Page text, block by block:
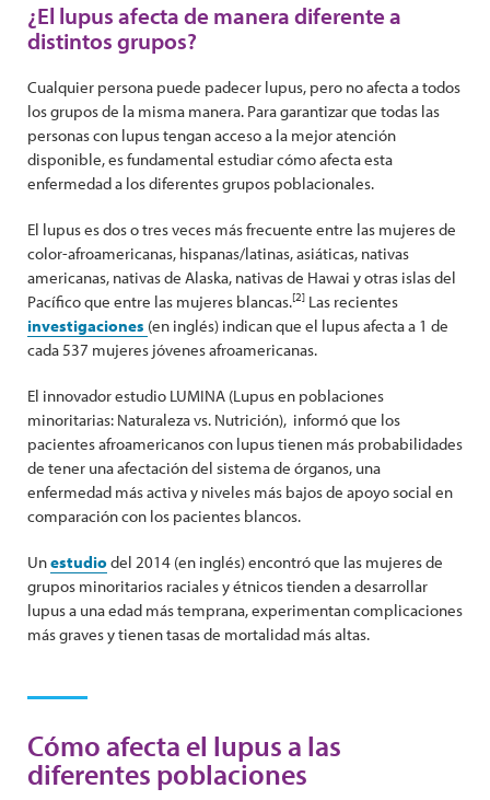
¿El lupus afecta de manera diferente a
distintos grupos?
Cualquier persona puede padecer lupus, pero no afecta a todos
los grupos de la misma manera. Para garantizar que todas las
personas con lupus tengan acceso a la mejor atención
disponible, es fundamental estudiar cómo afecta esta
enfermedad a los diferentes grupos poblacionales.
El lupus es dos o tres veces más frecuente entre las mujeres de
color-afroamericanas, hispanas/latinas, asiáticas, nativas
americanas, nativas de Alaska, nativas de Hawai y otras islas del
Pacífico que entre las mujeres blancas.[2] Las recientes
investigaciones (en inglés) indican que el lupus afecta a 1 de
cada 537 mujeres jóvenes afroamericanas.
El innovador estudio LUMINA (Lupus en poblaciones
minoritarias: Naturaleza vs. Nutrición), informó que los
pacientes afroamericanos con lupus tienen más probabilidades
de tener una afectación del sistema de órganos, una
enfermedad más activa y niveles más bajos de apoyo social en
comparación con los pacientes blancos.
Unestudiodel 2014 (en inglés) encontró que las mujeres de
grupos minoritarios raciales y étnicos tienden a desarrollar
lupus a una edad más temprana, experimentan complicaciones
más graves y tienen tasas de mortalidad más altas.
Cómo afecta el lupus a las
diferentes poblaciones